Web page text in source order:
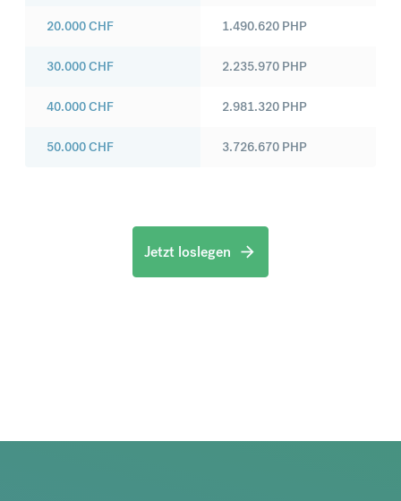
20.000CHF
30.000CHF
40.000CHF
50.000CHF
1.490.620 PHP
2.235.970 PHP
2.981.320 PHP
3.726.670 PHP
Jetzt loslegen